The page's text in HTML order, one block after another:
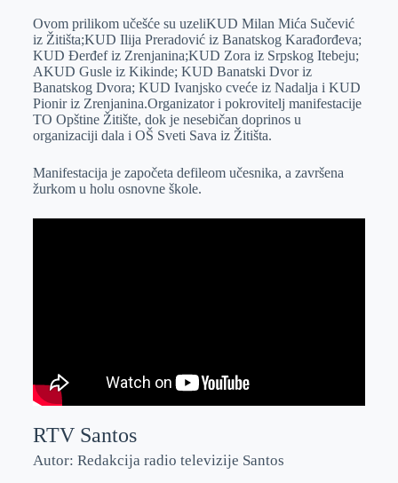
Ovom prilikom učešće su uzeliKUD Milan Mića Sučević
iz Žitišta;KUD Ilija Preradović iz Banatskog Karađorđeva;
KUD Đerđef iz Zrenjanina;KUD Zora iz Srpskog Itebeju;
AKUD Gusle iz Kikinde; KUD Banatski Dvor iz
Banatskog Dvora; KUD Ivanjsko cveće iz Nadalja i KUD
Pionir iz Zrenjanina.Organizator i pokrovitelj manifestacije
TO Opštine Žitište, dok je nesebičan doprinos u
organizaciji dala i OŠ Sveti Sava iz Žitišta.
Manifestacija je započeta defileom učesnika, a završena
žurkom u holu osnovne škole.
RTV Santos
Autor: Redakcija radio televizije Santos